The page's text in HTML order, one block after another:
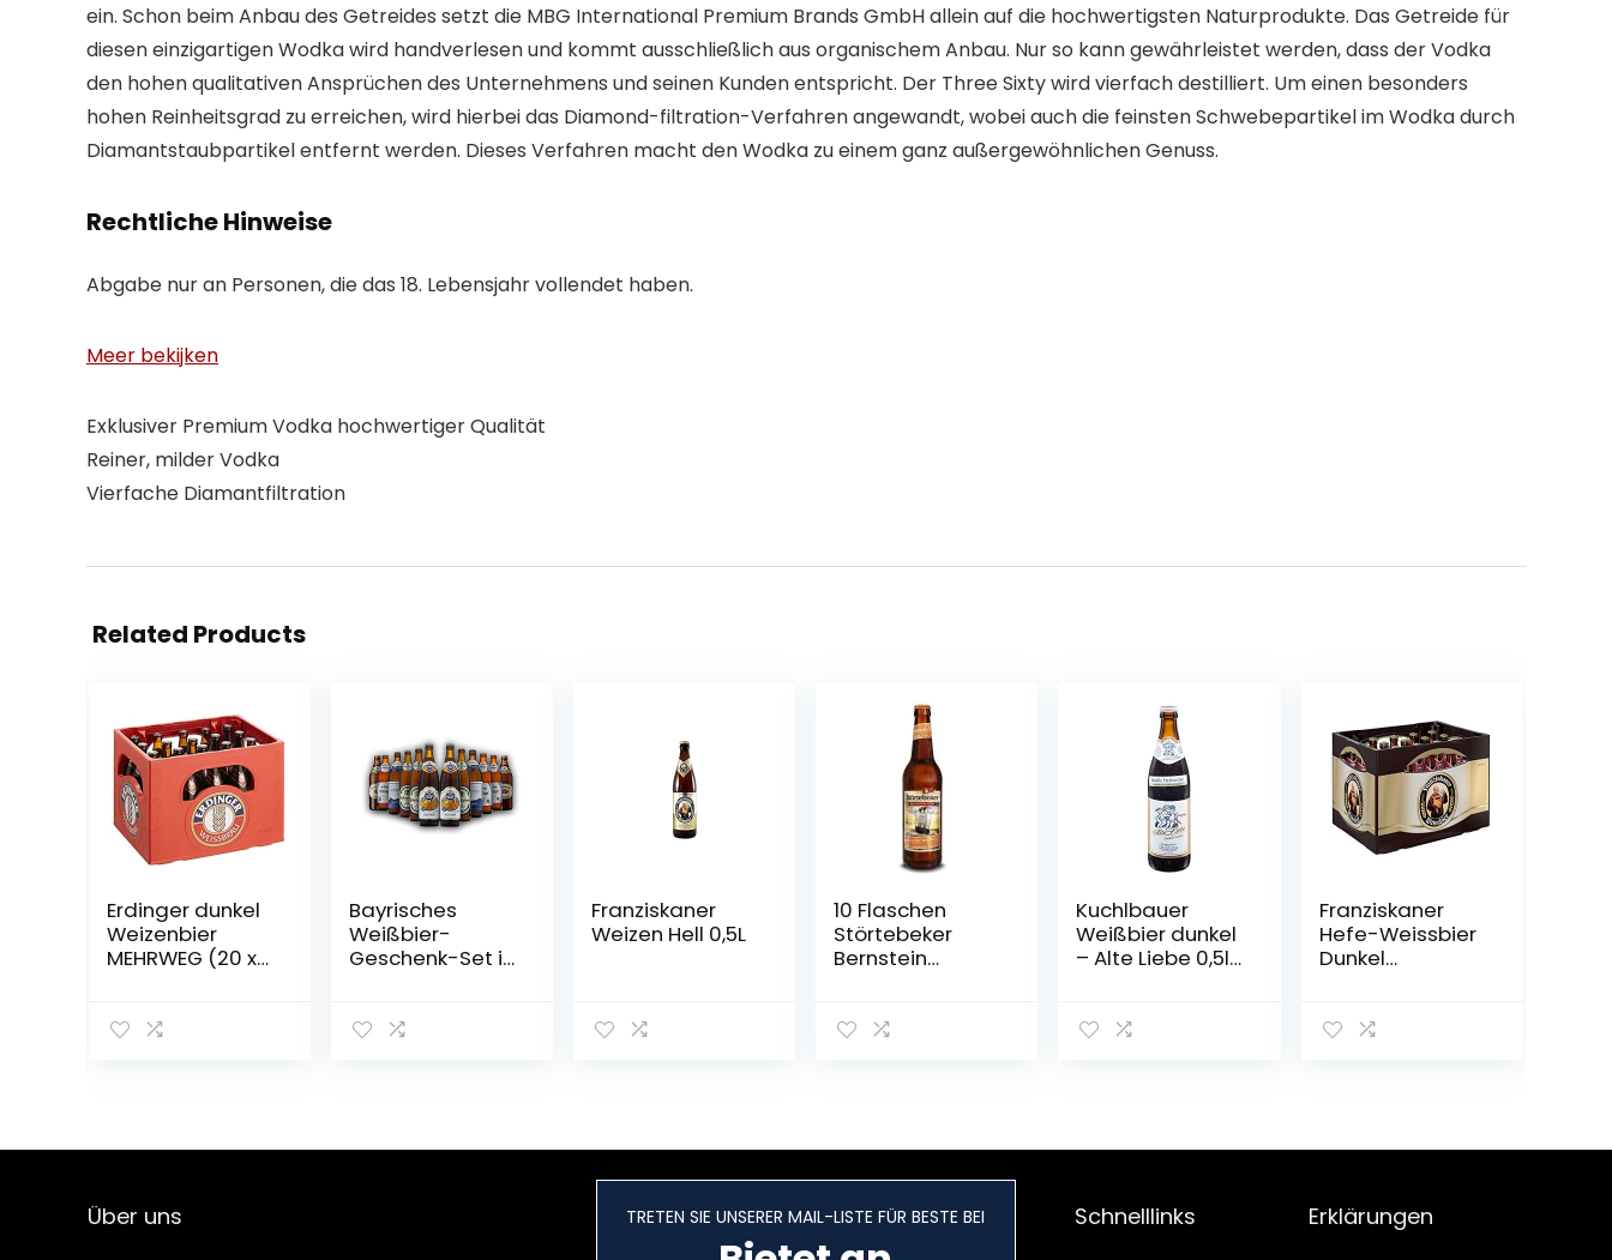
ein. Schon beim Anbau des Getreides setzt die MBG International Premium Brands GmbH allein auf die hochwertigsten Naturprodukte. Das Getreide für
diesen einzigartigen Wodka wird handverlesen und kommt ausschließlich aus organischem Anbau. Nur so kann gewährleistet werden, dass der Vodka
den hohen qualitativen Ansprüchen des Unternehmens und seinen Kunden entspricht. Der Three Sixty wird vierfach destilliert. Um einen besonders
hohen Reinheitsgrad zu erreichen, wird hierbei das Diamond-filtration-Verfahren angewandt, wobei auch die feinsten Schwebepartikel im Wodka durch
Diamantstaubpartikel entfernt werden. Dieses Verfahren macht den Wodka zu einem ganz außergewöhnlichen Genuss.
Rechtliche Hinweise
Abgabe nur an Personen, die das 18. Lebensjahr vollendet haben.
Meer bekijken
Exklusiver Premium Vodka hochwertiger Qualität
Reiner, milder Vodka
Vierfache Diamantfiltration
Related Products
Erdinger dunkel
Weizenbier
MEHRWEG (20 x
Bayrisches
Weißbier-
Geschenk-Set in
| Ein Mix aus
Franziskaner
Weizen Hell 0,5L
10 Flaschen
Störtebeker
Bernstein
n 5,3% Vol.inc.
Kuchlbauer
Weißbier dunkel
– Alte Liebe 0,5l
Franziskaner
Hefe-Weissbier
Dunkel
0.5 l) im Kasten,
Über uns TRETEN SIE UNSERER MAIL-LISTE FÜR BESTE BEI Schnelllinks Erklärungen